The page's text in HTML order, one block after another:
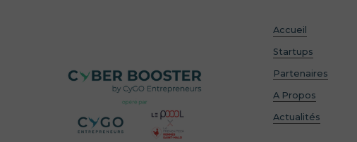
Accueil
Startups
Partenaires
A Propos
Actualités